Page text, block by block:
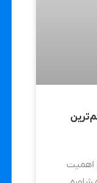
اهمیت